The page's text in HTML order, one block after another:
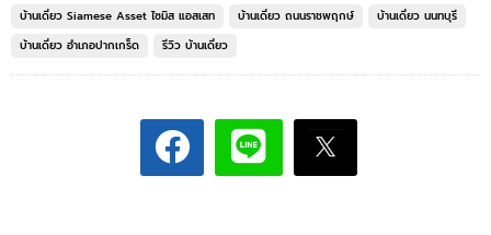
บ้านเดี่ยว Siamese Asset ไซมิส แอสเสท
บ้านเดี่ยว ถนนราชพฤกษ์
บ้านเดี่ยว นนทบุรี
บ้านเดี่ยว อำเภอปากเกร็ด
รีวิว บ้านเดี่ยว